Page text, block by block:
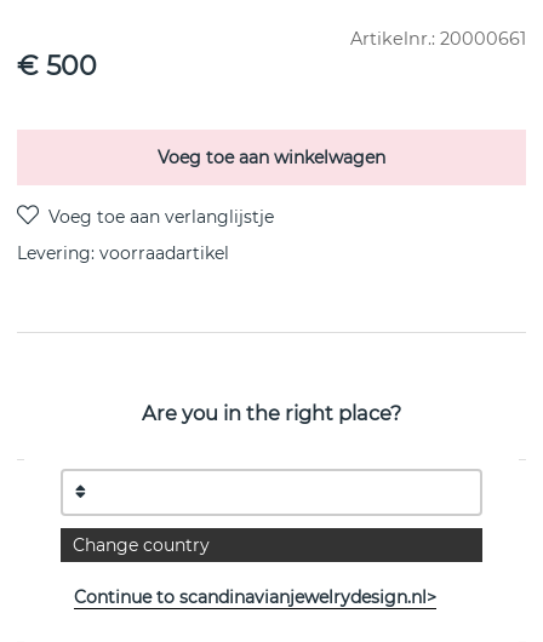
Artikelnr.: 20000661
€ 500
Voeg toe aan winkelwagen
Levering: voorraadartikel
MOONLIGHT GRAPES LONG sterling zilveren hanger
van het Deense Georg Jensen 45 cm
EIGENSCHAPPEN
Collectie:
Lengte: 45 cm
Are you in the right place?
Change country
Continue to scandinavianjewelrydesign.nl>